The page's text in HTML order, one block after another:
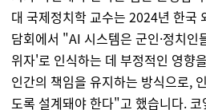
대 국제정치학 교수는 2024년 한국
담회에서 "AI 시스템은 군인·정치인
위자'로 인식하는 데 부정적인 영향
인간의 책임을 유지하는 방식으로,
도록 설계돼야 한다"고 했습니다.